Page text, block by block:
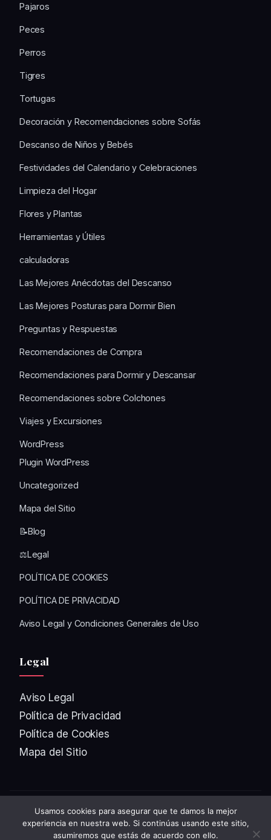
Pajaros
Peces
Perros
Tigres
Tortugas
Decoración y Recomendaciones sobre Sofás
Descanso de Niños y Bebés
Festividades del Calendario y Celebraciones
Limpieza del Hogar
Flores y Plantas
Herramientas y Útiles
calculadoras
Las Mejores Anécdotas del Descanso
Las Mejores Posturas para Dormir Bien
Preguntas y Respuestas
Recomendaciones de Compra
Recomendaciones para Dormir y Descansar
Recomendaciones sobre Colchones
Viajes y Excursiones
WordPress
Plugin WordPress
Uncategorized
Mapa del Sitio
📝Blog
⚖️Legal
POLÍTICA DE COOKIES
POLÍTICA DE PRIVACIDAD
Aviso Legal y Condiciones Generales de Uso
Legal
Aviso Legal
Política de Privacidad
Política de Cookies
Mapa del Sitio
© 2026Chusmeando. Todos los derechos reservados.
Diseñado con ❤️ en WordPress
Usamos cookies para asegurar que te damos la mejor
experiencia en nuestra web. Si continúas usando este sitio,
asumiremos que estás de acuerdo con ello.